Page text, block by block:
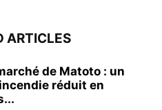
ARTICLES
de Matoto : un
réduit en